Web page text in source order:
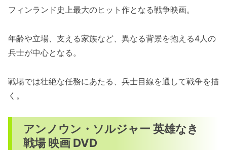
フィンランド史上最大のヒット作となる戦争映画。
年齢や立場、支える家族など、異なる背景を抱える4人の
兵士が中心となる。
戦場では壮絶な任務にあたる、兵士目線を通して戦争を描
く。
アンノウン・ソルジャー 英雄なき
戦場 映画 DVD